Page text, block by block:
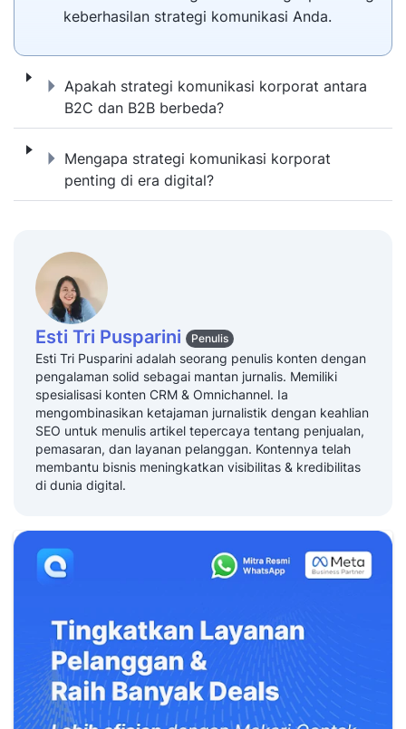
keberhasilan strategi komunikasi Anda.
Apakah strategi komunikasi korporat antara
B2C dan B2B berbeda?
Apakah strategi komunikasi korporat
Mengapa strategi komunikasi korporat
penting di era digital?
Mengapa strategi komunikasi korporat
Esti Tri Pusparini Penulis
Esti Tri Pusparini adalah seorang penulis konten dengan
pengalaman solid sebagai mantan jurnalis. Memiliki
spesialisasi konten CRM & Omnichannel. Ia
mengombinasikan ketajaman jurnalistik dengan keahlian
SEO untuk menulis artikel tepercaya tentang penjualan,
pemasaran, dan layanan pelanggan. Kontennya telah
membantu bisnis meningkatkan visibilitas & kredibilitas
di dunia digital.